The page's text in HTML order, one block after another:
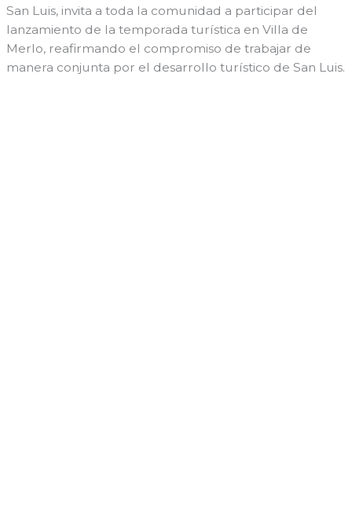
San Luis, invita a toda la comunidad a participar del
lanzamiento de la temporada turística en Villa de
Merlo, reafirmando el compromiso de trabajar de
manera conjunta por el desarrollo turístico de San Luis.